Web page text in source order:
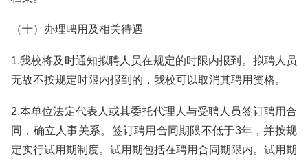
（十）办理聘用及相关待遇
1.我校将及时通知拟聘人员在规定的时限内报到。拟聘人员
无故不按规定时限内报到的，我校可以取消其聘用资格。
2.本单位法定代表人或其委托代理人与受聘人员签订聘用合
同，确立人事关系。签订聘用合同期限不低于3年，并按规
定实行试用期制度。试用期包括在聘用合同期限内。试用期